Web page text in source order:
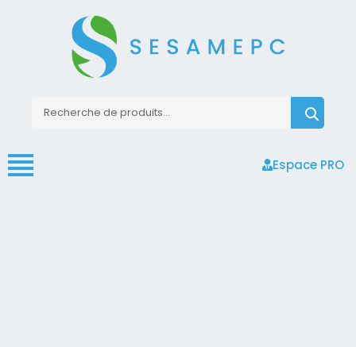
Espace PRO